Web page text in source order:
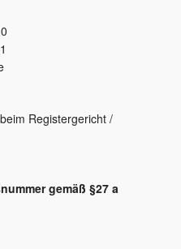
Registergericht /
gemäß §27 a